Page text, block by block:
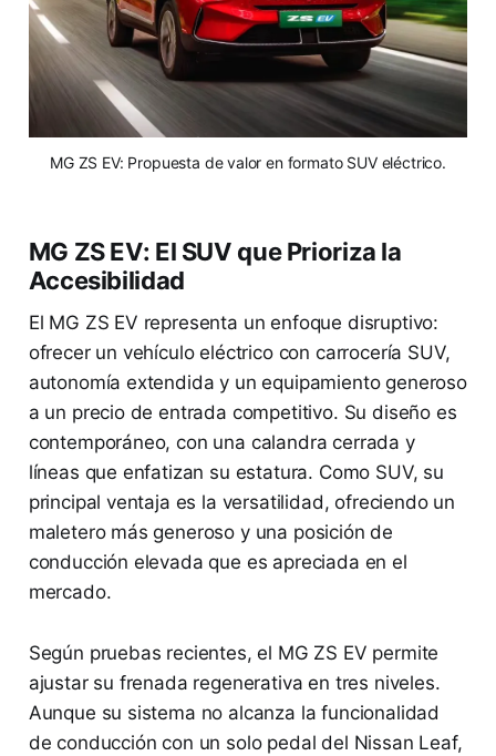
MG ZS EV: Propuesta de valor en formato SUV eléctrico.
MG ZS EV: El SUV que Prioriza la
Accesibilidad
El MG ZS EV representa un enfoque disruptivo:
ofrecer un vehículo eléctrico con carrocería SUV,
autonomía extendida y un equipamiento generoso
a un precio de entrada competitivo. Su diseño es
contemporáneo, con una calandra cerrada y
líneas que enfatizan su estatura. Como SUV, su
principal ventaja es la versatilidad, ofreciendo un
maletero más generoso y una posición de
conducción elevada que es apreciada en el
mercado.
Según pruebas recientes, el MG ZS EV permite
ajustar su frenada regenerativa en tres niveles.
Aunque su sistema no alcanza la funcionalidad
de conducción con un solo pedal del Nissan Leaf,